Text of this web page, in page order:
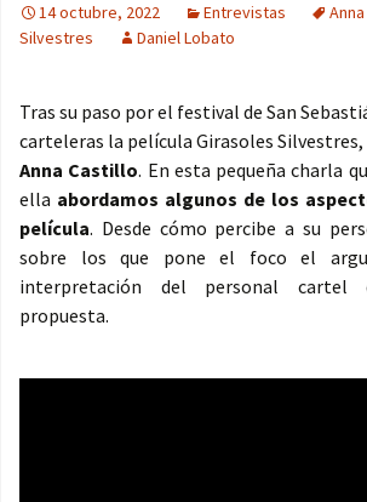
14 octubre, 2022 Entrevistas
Silvestres
Daniel Lobato
Tras su paso por el festival de San
carteleras la película Girasoles
Anna Castillo. En esta pequeña charla
ella abordamos algunos de los
película. Desde cómo percibe a su
sobre los que pone el foco el
interpretación del personal cartel
propuesta.